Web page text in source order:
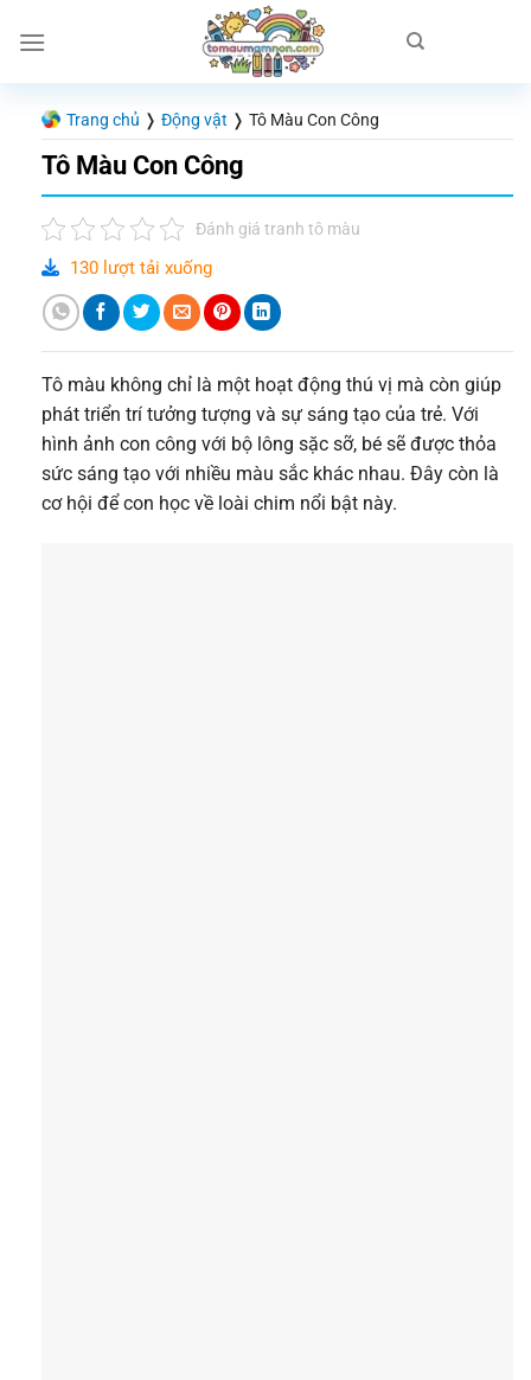
đến
Trang chủ ❭ Động vật ❭ Tô Màu Con Công
Tô Màu Con Công
Đánh giá tranh tô màu
130 lượt tải xuống
Tô màu không chỉ là một hoạt động thú vị mà còn giúp
phát triển trí tưởng tượng và sự sáng tạo của trẻ. Với
hình ảnh con công với bộ lông sặc sỡ, bé sẽ được thỏa
sức sáng tạo với nhiều màu sắc khác nhau. Đây còn là
cơ hội để con học về loài chim nổi bật này.